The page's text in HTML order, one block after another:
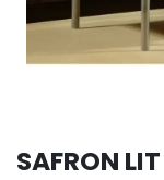
SAFRON